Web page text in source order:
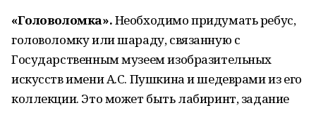
«Головоломка».Необходимо придумать ребус,
головоломку или шараду, связанную с
Государственным музеем изобразительных
искусств имени А.С. Пушкина и шедеврами из его
коллекции. Это может быть лабиринт, задание